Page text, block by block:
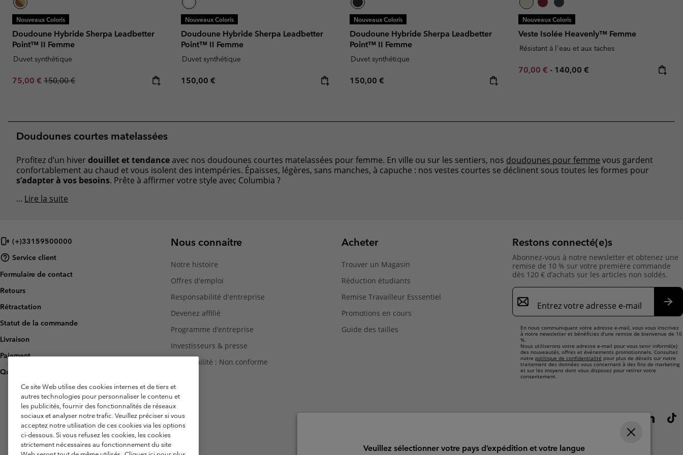
Nouveaux Coloris
Doudoune Hybride Sherpa Leadbetter
Point™ II Femme
Duvet synthétique
Sale price:
75,00 € Regular price:
150,00 €
Nouveaux Coloris
Doudoune Hybride Sherpa Leadbetter
Point™ II Femme
Duvet synthétique
Regular price:
150,00 €
Nouveaux Coloris
Doudoune Hybride Sherpa Leadbetter
Point™ II Femme
Duvet synthétique
Regular price:
150,00 €
Nouveaux Coloris
Veste Isolée Heavenly™ Femme
Résistant à l'eau et aux taches
Minimum sale price:
70,00 € - Maximum price:
140,00 €
Doudounes courtes matelassées
Profitez d’un hiver douillet et tendanceavec nos doudounes courtes matelassées pour femme. En ville ou sur les sentiers, nos doudounes pour femme vous gardent
confortablement au chaud et vous isolent des intempéries. Épaisses, légères, sans manches, à capuche : nos vestes courtes se déclinent sous toutes les formes pour
s’adapter à vos besoins. Prête à affirmer votre style avec Columbia ?
... Lire la suite
(+)33159500000
Service client
Formulaire de contact
Retours
Rétractation
Statut de la commande
Livraison
Paiement
Questions fréquentes
Nous connaitre
Notre histoire
Offres d'emploi
Responsabilité d'entreprise
Devenez affilié
Programme d’entreprise
Investisseurs & presse
Accessibilité : Non conforme
Acheter
Trouver un Magasin
Réduction étudiants
Remise Travailleur Esssentiel
Promotions en cours
Guide des tailles
Restons connecté(e)s
Abonnez-vous à notre newsletter et obtenez une
remise de 10 % sur votre première commande
dès 120 € d’achats sur les articles non soldés.
Inscription
par
e-
En nous communiquant votre adresse e-mail, vous vous inscrivez
à notre newsletter et bénéficiez d’une remise de bienvenue de 10
%.
Nous utiliserons votre adresse e-mail pour vous tenir informé(e)
des nouveautés, offres et événements promotionnels. Consultez
notre politique de confidentialité pour plus de détails sur notre
traitement des données vous concernant à des fins de marketing
et sur les moyens dont vous disposez pour retirer votre
consentement.
Ce site Web utilise des cookies internes et de tiers et
autres technologies pour personnaliser le contenu et
les publicités, fournir des fonctionnalités de réseaux
sociaux et analyser notre trafic. Veuillez préciser si vous
acceptez notre utilisation de ces cookies via les options
ci-dessous. Si vous refusez les cookies, les cookies
strictement nécessaires au fonctionnement du site
Veuillez sélectionner votre pays d’expédition et votre langue